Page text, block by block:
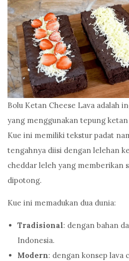
Bolu Ketan Cheese Lava adalah
yang menggunakan tepung ketan
Kue ini memiliki tekstur padat
tengahnya diisi dengan lelehan
cheddar leleh yang memberikan
dipotong.
Kue ini memadukan dua dunia:
Tradisional: dengan bahan
Indonesia.
Modern: dengan konsep lava